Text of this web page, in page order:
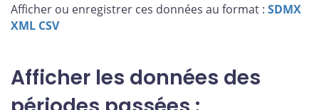
Afficher ou enregistrer ces données au format : SDMX
XML CSV
Afficher les données des